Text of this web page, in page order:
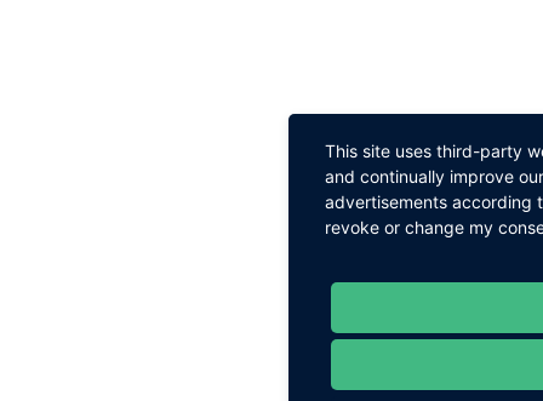
This site uses third-party
and continually improve
advertisements according
revoke or change my